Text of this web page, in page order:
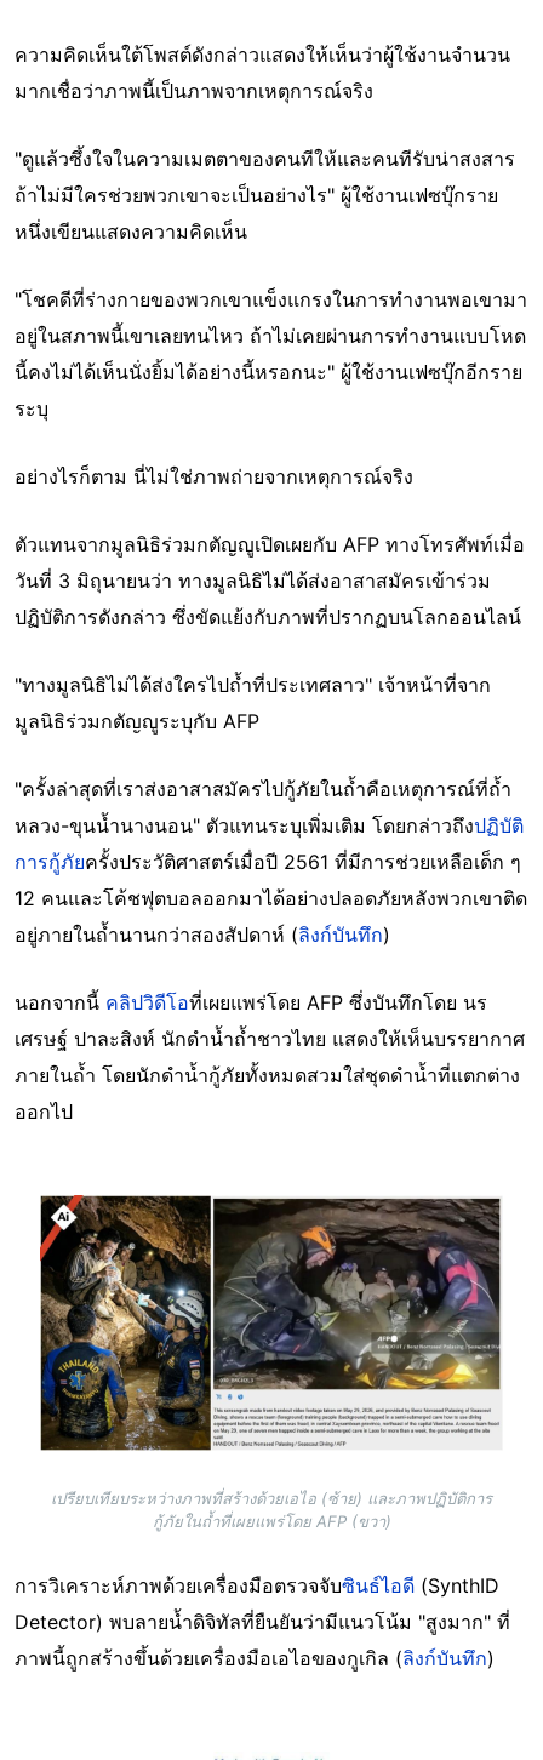
ความคิดเห็นใต้โพสต์ดังกล่าวแสดงให้เห็นว่าผู้ใช้งานจำนวน
มากเชื่อว่าภาพนี้เป็นภาพจากเหตุการณ์จริง
"ดูแล้วซึ้งใจในความเมตตาของคนทีให้และคนทีรับน่าสงสาร
ถ้าไม่มีใครช่วยพวกเขาจะเป็นอย่างไร" ผู้ใช้งานเฟซบุ๊กราย
หนึ่งเขียนแสดงความคิดเห็น
"โชคดีที่ร่างกายของพวกเขาแข็งแกรงในการทำงานพอเขามา
อยู่ในสภาพนี้เขาเลยทนไหว ถ้าไม่เคยผ่านการทำงานแบบโหด
นี้คงไม่ได้เห็นนั่งยิ้มได้อย่างนี้หรอกนะ" ผู้ใช้งานเฟซบุ๊กอีกราย
ระบุ
อย่างไรก็ตาม นี่ไม่ใช่ภาพถ่ายจากเหตุการณ์จริง
ตัวแทนจากมูลนิธิร่วมกตัญญูเปิดเผยกับ AFP ทางโทรศัพท์เมื่อ
วันที่ 3 มิถุนายนว่า ทางมูลนิธิไม่ได้ส่งอาสาสมัครเข้าร่วม
ปฏิบัติการดังกล่าว ซึ่งขัดแย้งกับภาพที่ปรากฏบนโลกออนไลน์
"ทางมูลนิธิไม่ได้ส่งใครไปถ้ำที่ประเทศลาว" เจ้าหน้าที่จาก
มูลนิธิร่วมกตัญญูระบุกับ AFP
"ครั้งล่าสุดที่เราส่งอาสาสมัครไปกู้ภัยในถ้ำคือเหตุการณ์ที่ถ้ำ
หลวง-ขุนน้ำนางนอน" ตัวแทนระบุเพิ่มเติม โดยกล่าวถึงปฏิบัติ
การกู้ภัยครั้งประวัติศาสตร์เมื่อปี 2561 ที่มีการช่วยเหลือเด็ก ๆ
12 คนและโค้ชฟุตบอลออกมาได้อย่างปลอดภัยหลังพวกเขาติด
อยู่ภายในถ้ำนานกว่าสองสัปดาห์ (ลิงก์บันทึก)
นอกจากนี้ คลิปวิดีโอที่เผยแพร่โดย AFP ซึ่งบันทึกโดย นร
เศรษฐ์ ปาละสิงห์ นักดำน้ำถ้ำชาวไทย แสดงให้เห็นบรรยากาศ
ภายในถ้ำ โดยนักดำน้ำกู้ภัยทั้งหมดสวมใส่ชุดดำน้ำที่แตกต่าง
ออกไป
Image
เปรียบเทียบระหว่างภาพที่สร้างด้วยเอไอ (ซ้าย) และภาพปฏิบัติการ
กู้ภัยในถ้ำที่เผยแพร่โดย AFP (ขวา)
การวิเคราะห์ภาพด้วยเครื่องมือตรวจจับซินธ์ไอดี (SynthID
Detector) พบลายน้ำดิจิทัลที่ยืนยันว่ามีแนวโน้ม "สูงมาก" ที่
ภาพนี้ถูกสร้างขึ้นด้วยเครื่องมือเอไอของกูเกิล (ลิงก์บันทึก)